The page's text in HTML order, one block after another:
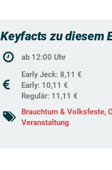
Keyfacts zu diesem
ab 12:00 Uhr
Early Jeck: 8,11 €
Early: 10,11 €
Regulär: 11,11 €
Brauchtum & Volksfeste,
Veranstaltung